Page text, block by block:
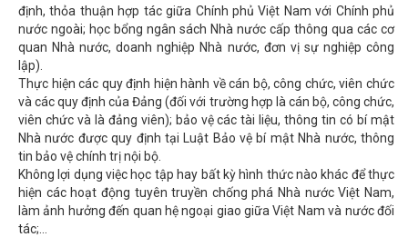
định, thỏa thuận hợp tác giữa Chính phủ Việt Nam với Chính phủ
nước ngoài; học bổng ngân sách Nhà nước cấp thông qua các cơ
quan Nhà nước, doanh nghiệp Nhà nước, đơn vị sự nghiệp công
lập).
Thực hiện các quy định hiện hành về cán bộ, công chức, viên chức
và các quy định của Đảng (đối với trường hợp là cán bộ, công chức,
viên chức và là đảng viên); bảo vệ các tài liệu, thông tin có bí mật
Nhà nước được quy định tại Luật Bảo vệ bí mật Nhà nước, thông
tin bảo vệ chính trị nội bộ.
Không lợi dụng việc học tập hay bất kỳ hình thức nào khác để thực
hiện các hoạt động tuyên truyền chống phá Nhà nước Việt Nam,
làm ảnh hưởng đến quan hệ ngoại giao giữa Việt Nam và nước đối
tác;…